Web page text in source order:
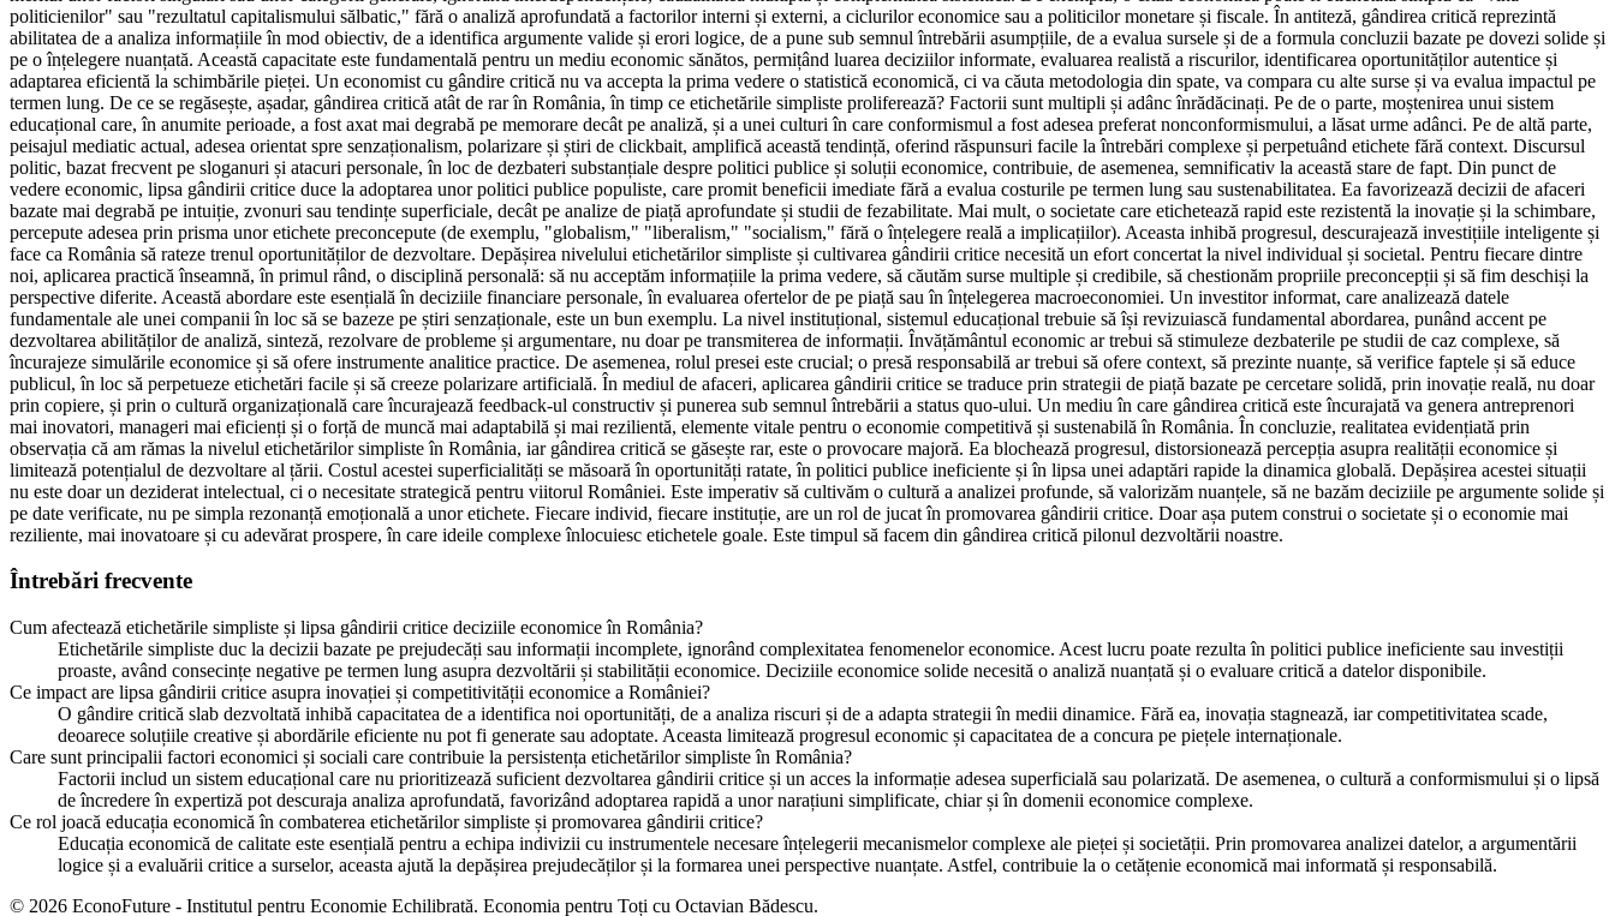
politicienilor" sau "rezultatul capitalismului sălbatic," fără o analiză aprofundată a factorilor interni și externi, a ciclurilor economice sau a politicilor monetare și fiscale. În antiteză, gândirea critică reprezintă
abilitatea de a analiza informațiile în mod obiectiv, de a identifica argumente valide și erori logice, de a pune sub semnul întrebării asumpțiile, de a evalua sursele și de a formula concluzii bazate pe dovezi solide și
pe o înțelegere nuanțată. Această capacitate este fundamentală pentru un mediu economic sănătos, permițând luarea deciziilor informate, evaluarea realistă a riscurilor, identificarea oportunităților autentice și
adaptarea eficientă la schimbările pieței. Un economist cu gândire critică nu va accepta la prima vedere o statistică economică, ci va căuta metodologia din spate, va compara cu alte surse și va evalua impactul pe
termen lung. De ce se regăsește, așadar, gândirea critică atât de rar în România, în timp ce etichetările simpliste proliferează? Factorii sunt multipli și adânc înrădăcinați. Pe de o parte, moștenirea unui sistem
educațional care, în anumite perioade, a fost axat mai degrabă pe memorare decât pe analiză, și a unei culturi în care conformismul a fost adesea preferat nonconformismului, a lăsat urme adânci. Pe de altă parte,
peisajul mediatic actual, adesea orientat spre senzaționalism, polarizare și știri de clickbait, amplifică această tendință, oferind răspunsuri facile la întrebări complexe și perpetuând etichete fără context. Discursul
politic, bazat frecvent pe sloganuri și atacuri personale, în loc de dezbateri substanțiale despre politici publice și soluții economice, contribuie, de asemenea, semnificativ la această stare de fapt. Din punct de
vedere economic, lipsa gândirii critice duce la adoptarea unor politici publice populiste, care promit beneficii imediate fără a evalua costurile pe termen lung sau sustenabilitatea. Ea favorizează decizii de afaceri
bazate mai degrabă pe intuiție, zvonuri sau tendințe superficiale, decât pe analize de piață aprofundate și studii de fezabilitate. Mai mult, o societate care etichetează rapid este rezistentă la inovație și la schimbare,
percepute adesea prin prisma unor etichete preconcepute (de exemplu, "globalism," "liberalism," "socialism," fără o înțelegere reală a implicațiilor). Aceasta inhibă progresul, descurajează investițiile inteligente și
face ca România să rateze trenul oportunităților de dezvoltare. Depășirea nivelului etichetărilor simpliste și cultivarea gândirii critice necesită un efort concertat la nivel individual și societal. Pentru fiecare dintre
noi, aplicarea practică înseamnă, în primul rând, o disciplină personală: să nu acceptăm informațiile la prima vedere, să căutăm surse multiple și credibile, să chestionăm propriile preconcepții și să fim deschiși la
perspective diferite. Această abordare este esențială în deciziile financiare personale, în evaluarea ofertelor de pe piață sau în înțelegerea macroeconomiei. Un investitor informat, care analizează datele
fundamentale ale unei companii în loc să se bazeze pe știri senzaționale, este un bun exemplu. La nivel instituțional, sistemul educațional trebuie să își revizuiască fundamental abordarea, punând accent pe
dezvoltarea abilităților de analiză, sinteză, rezolvare de probleme și argumentare, nu doar pe transmiterea de informații. Învățământul economic ar trebui să stimuleze dezbaterile pe studii de caz complexe, să
încurajeze simulările economice și să ofere instrumente analitice practice. De asemenea, rolul presei este crucial; o presă responsabilă ar trebui să ofere context, să prezinte nuanțe, să verifice faptele și să educe
publicul, în loc să perpetueze etichetări facile și să creeze polarizare artificială. În mediul de afaceri, aplicarea gândirii critice se traduce prin strategii de piață bazate pe cercetare solidă, prin inovație reală, nu doar
prin copiere, și prin o cultură organizațională care încurajează feedback-ul constructiv și punerea sub semnul întrebării a status quo-ului. Un mediu în care gândirea critică este încurajată va genera antreprenori
mai inovatori, manageri mai eficienți și o forță de muncă mai adaptabilă și mai rezilientă, elemente vitale pentru o economie competitivă și sustenabilă în România. În concluzie, realitatea evidențiată prin
observația că am rămas la nivelul etichetărilor simpliste în România, iar gândirea critică se găsește rar, este o provocare majoră. Ea blochează progresul, distorsionează percepția asupra realității economice și
limitează potențialul de dezvoltare al țării. Costul acestei superficialități se măsoară în oportunități ratate, în politici publice ineficiente și în lipsa unei adaptări rapide la dinamica globală. Depășirea acestei situații
nu este doar un deziderat intelectual, ci o necesitate strategică pentru viitorul României. Este imperativ să cultivăm o cultură a analizei profunde, să valorizăm nuanțele, să ne bazăm deciziile pe argumente solide și
pe date verificate, nu pe simpla rezonanță emoțională a unor etichete. Fiecare individ, fiecare instituție, are un rol de jucat în promovarea gândirii critice. Doar așa putem construi o societate și o economie mai
reziliente, mai inovatoare și cu adevărat prospere, în care ideile complexe înlocuiesc etichetele goale. Este timpul să facem din gândirea critică pilonul dezvoltării noastre.
Întrebări frecvente
Cum afectează etichetările simpliste și lipsa gândirii critice deciziile economice în România?
Etichetările simpliste duc la decizii bazate pe prejudecăți sau informații incomplete, ignorând complexitatea fenomenelor economice. Acest lucru poate rezulta în politici publice ineficiente sau investiții
proaste, având consecințe negative pe termen lung asupra dezvoltării și stabilității economice. Deciziile economice solide necesită o analiză nuanțată și o evaluare critică a datelor disponibile.
Ce impact are lipsa gândirii critice asupra inovației și competitivității economice a României?
O gândire critică slab dezvoltată inhibă capacitatea de a identifica noi oportunități, de a analiza riscuri și de a adapta strategii în medii dinamice. Fără ea, inovația stagnează, iar competitivitatea scade,
deoarece soluțiile creative și abordările eficiente nu pot fi generate sau adoptate. Aceasta limitează progresul economic și capacitatea de a concura pe piețele internaționale.
Care sunt principalii factori economici și sociali care contribuie la persistența etichetărilor simpliste în România?
Factorii includ un sistem educațional care nu prioritizează suficient dezvoltarea gândirii critice și un acces la informație adesea superficială sau polarizată. De asemenea, o cultură a conformismului și o lipsă
de încredere în expertiză pot descuraja analiza aprofundată, favorizând adoptarea rapidă a unor narațiuni simplificate, chiar și în domenii economice complexe.
Ce rol joacă educația economică în combaterea etichetărilor simpliste și promovarea gândirii critice?
Educația economică de calitate este esențială pentru a echipa indivizii cu instrumentele necesare înțelegerii mecanismelor complexe ale pieței și societății. Prin promovarea analizei datelor, a argumentării
logice și a evaluării critice a surselor, aceasta ajută la depășirea prejudecăților și la formarea unei perspective nuanțate. Astfel, contribuie la o cetățenie economică mai informată și responsabilă.
© 2026 EconoFuture - Institutul pentru Economie Echilibrată. Economia pentru Toți cu Octavian Bădescu.